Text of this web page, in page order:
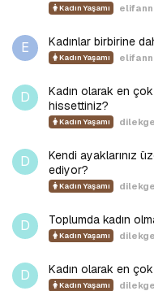
Kadın Yaşamı
E Kadınlar birbirine
Kadın Yaşamı
D
Kadın olarak en çok
hissettiniz?
Kadın Yaşamı
D
Kendi ayaklarınız
ediyor?
Kadın Yaşamı
D Toplumda kadın
Kadın Yaşamı
D Kadın olarak en
Kadın Yaşamı